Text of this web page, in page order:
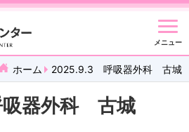
メニュー
ホーム 2025.9.3 呼吸器外科 古城
器外科 古城